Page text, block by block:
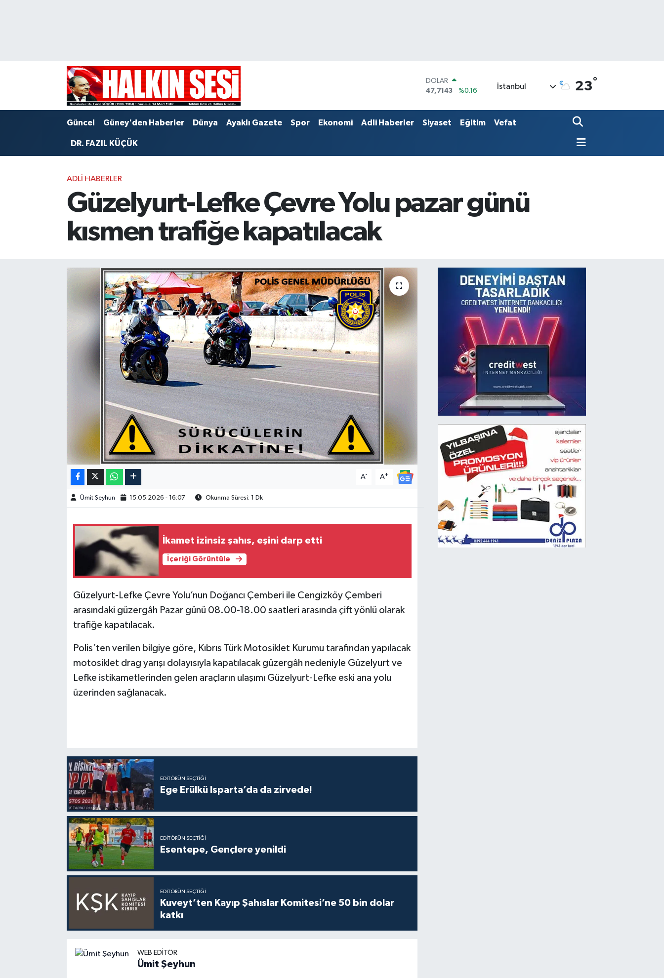
DOLAR
47,7143
%0.16
55,0317
%-0.02
STERLİN
İstanbul 23°
Güncel Güney'den Haberler Dünya Ayaklı Gazete Spor Ekonomi Adli Haberler Siyaset Eğitim Vefat
DR. FAZIL KÜÇÜK
ADLI HABERLER
Güzelyurt-Lefke Çevre Yolu pazar günü
kısmen trafiğe kapatılacak
A- A+
Ümit Şeyhun 15.05.2026 - 16:07 Okunma Süresi: 1 Dk
İkamet izinsiz şahıs, eşini darp etti
İçeriği Görüntüle
Güzelyurt-Lefke Çevre Yolu’nun Doğancı Çemberi ile Cengizköy Çemberi
arasındaki güzergâh Pazar günü 08.00-18.00 saatleri arasında çift yönlü olarak
trafiğe kapatılacak.
Polis’ten verilen bilgiye göre, Kıbrıs Türk Motosiklet Kurumu tarafından yapılacak
motosiklet drag yarışı dolayısıyla kapatılacak güzergâh nedeniyle Güzelyurt ve
Lefke istikametlerinden gelen araçların ulaşımı Güzelyurt-Lefke eski ana yolu
üzerinden sağlanacak.
EDITÖRÜN SEÇTIĞI
Ege Erülkü Isparta’da da zirvede!
EDITÖRÜN SEÇTIĞI
Esentepe, Gençlere yenildi
EDITÖRÜN SEÇTIĞI
Kuveyt’ten Kayıp Şahıslar Komitesi’ne 50 bin dolar
katkı
WEB EDITÖR
Ümit Şeyhun
Trafik Durumu
Puan Durumu ve Fikstür